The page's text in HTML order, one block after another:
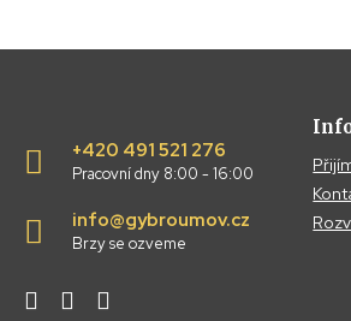
+420 491 521 276
Pracovní dny 8:00 - 16:00
info@gybroumov.cz
Brzy se ozveme